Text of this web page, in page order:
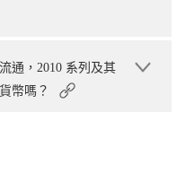
通，2010 系列及其
幣嗎？